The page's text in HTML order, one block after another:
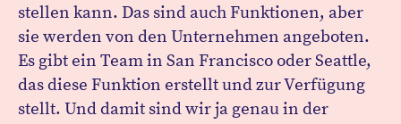
stellen kann. Das sind auch Funktionen, aber
sie werden von den Unternehmen angeboten.
Es gibt ein Team in San Francisco oder Seattle,
das diese Funktion erstellt und zur Verfügung
stellt. Und damit sind wir ja genau in der